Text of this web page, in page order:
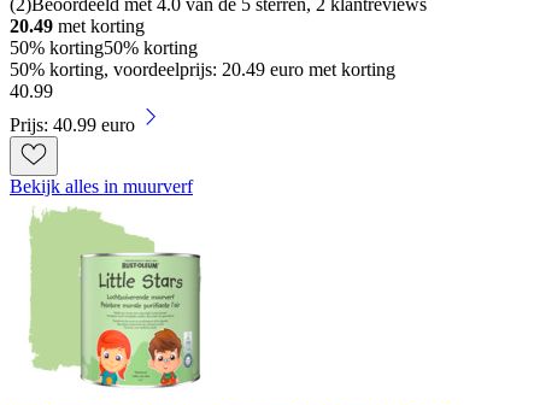
20.49 met korting
50% korting50% korting
50% korting, voordeelprijs: 20.49 euro met korting
40.99
Prijs: 40.99 euro
Bekijk alles in muurverf